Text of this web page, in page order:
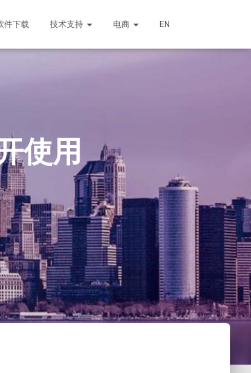
件下载 技术支持 电商 EN
使用